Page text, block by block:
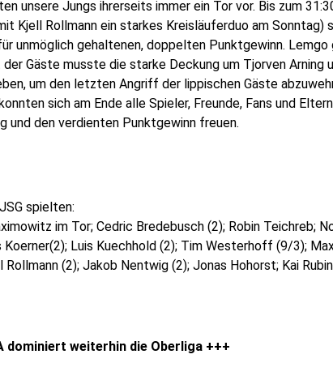
unsere Jungs ihrerseits immer ein Tor vor. Bis zum
Kjell Rollmann ein starkes Kreisläuferduo am Sonntag)
unmöglich gehaltenen, doppelten Punktgewinn. Lemgo
Gäste musste die starke Deckung um Tjorven Arning
um den letzten Angriff der lippischen Gäste
sich am Ende alle Spieler, Freunde, Fans und
und den verdienten Punktgewinn freuen.
spielten:
im Tor; Cedric Bredebusch (2); Robin Teichreb;
Koerner(2); Luis Kuechhold (2); Tim Westerhoff (9/3);
Rollmann (2); Jakob Nentwig (2); Jonas Hohorst; Kai
dominiert weiterhin die Oberliga +++